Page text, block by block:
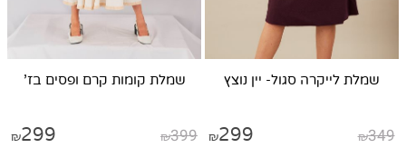
שמלת לייקרה סגול- יין נוצץ
₪349
₪299
שמלת קומות קרם ופסים בז'
₪399
₪299